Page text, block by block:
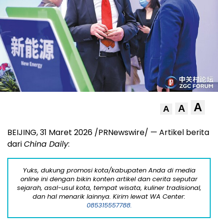
A A A
BEIJING, 31 Maret 2026 /PRNewswire/ — Artikel berita
dariChina Daily:
Yuks, dukung promosi kota/kabupaten Anda di media
online ini dengan bikin konten artikel dan cerita seputar
sejarah, asal-usul kota, tempat wisata, kuliner tradisional,
dan hal menarik lainnya. Kirim lewat WA Center:
085315557788.